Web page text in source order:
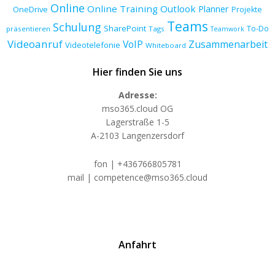
OneDrive Online Online Training Outlook Planner Projekte
präsentieren Schulung SharePoint Tags Teams Teamwork To-Do
Videoanruf Videotelefonie VoIP Whiteboard Zusammenarbeit
Hier finden Sie uns
Adresse:
mso365.cloud OG
Lagerstraße 1-5
A-2103 Langenzersdorf
fon | +436766805781
mail | competence@mso365.cloud
Anfahrt